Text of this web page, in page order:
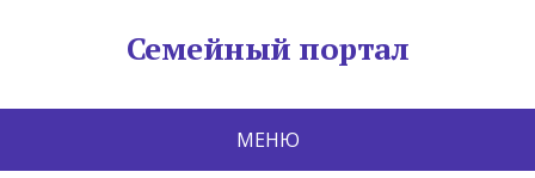
Семейный портал
МЕНЮ